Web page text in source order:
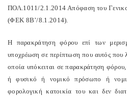
ΠΟΛ.1011/2.1.2014 Απόφαση του
(ΦΕΚ 8Β’/8.1.2014).
Η παρακράτηση φόρου επί των
υποχρέωση σε περίπτωση που αυτός
οποία υπόκειται σε παρακράτηση
ή φυσικό ή νομικό πρόσωπο ή
φορολογική κατοικία του και δεν